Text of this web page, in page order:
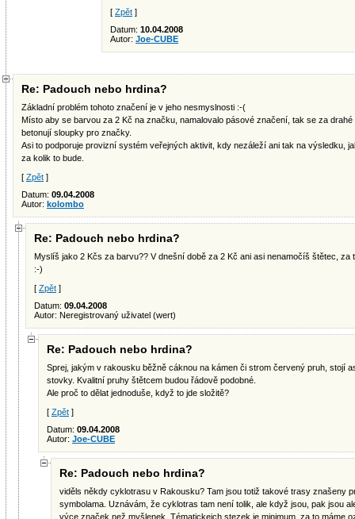
[ Zpět ]
Datum: 10.04.2008
Autor: Joe-CUBE
Re: Padouch nebo hrdina?
Základní problém tohoto značení je v jeho nesmyslnosti :-(
Místo aby se barvou za 2 Kč na značku, namalovalo pásové značení, tak se za
betonují sloupky pro značky.
Asi to podporuje provizní systém veřejných aktivit, kdy nezáleží ani tak na výsledku,
za kolik to bude.
[ Zpět ]
Datum: 09.04.2008
Autor: kolombo
Re: Padouch nebo hrdina?
Myslíš jako 2 Kčs za barvu?? V dnešní době za 2 Kč ani asi nenamočíš štětec,
:-)
[ Zpět ]
Datum: 09.04.2008
Autor: Neregistrovaný uživatel (wert)
Re: Padouch nebo hrdina?
Sprej, jakým v rakousku běžně cáknou na kámen či strom červený pruh, stojí
stovky. Kvalitní pruhy štětcem budou řádově podobné.
Ale proč to dělat jednoduše, když to jde složitě?
[ Zpět ]
Datum: 09.04.2008
Autor: Joe-CUBE
Re: Padouch nebo hrdina?
viděls někdy cyklotrasu v Rakousku? Tam jsou totiž takové trasy znašeny
symbolama. Uznávám, že cyklotras tam není tolik, ale když jsou, pak jsou
výce značek než myšlenek. Tématickejch stezek je minimum, za to máme